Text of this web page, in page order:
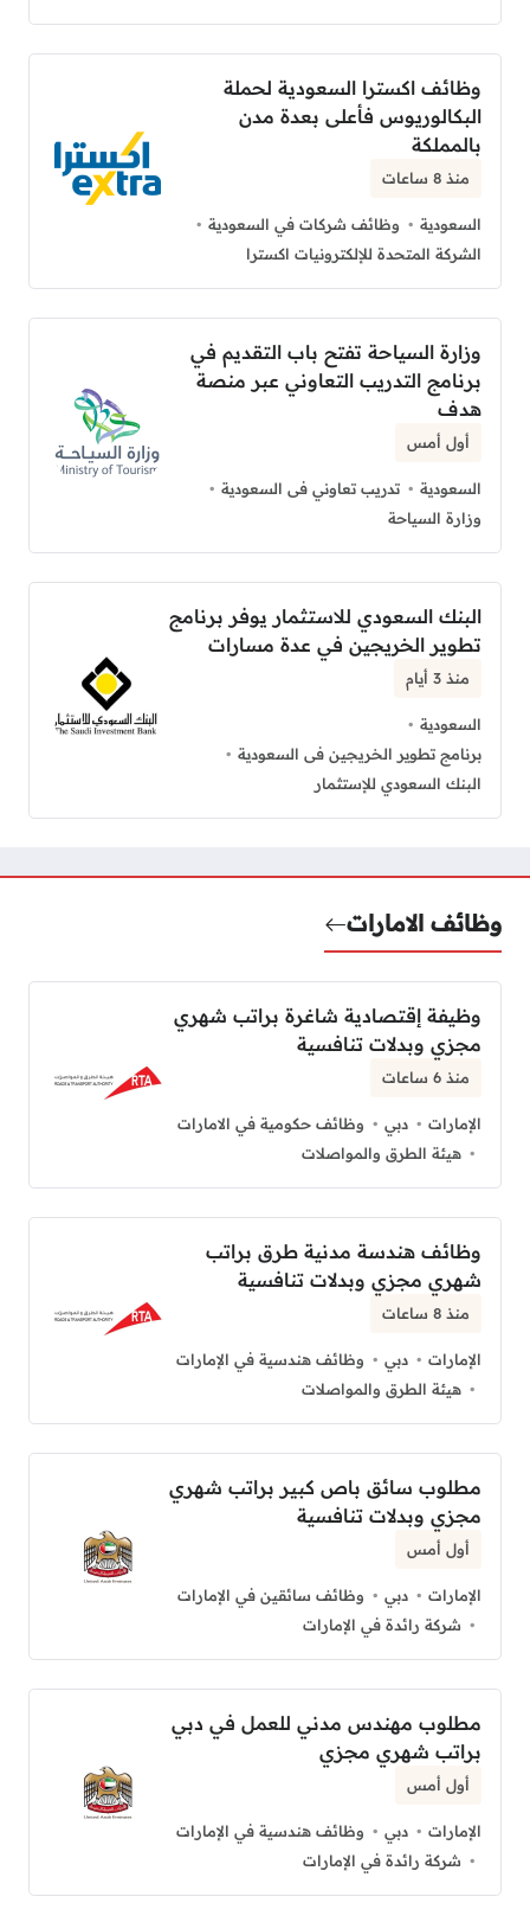
وظائف اكسترا السعودية لحملة
البكالوريوس فأعلى بعدة مدن
بالمملكة
منذ 8 ساعات
السعودية
وظائف شركات في السعودية
الشركة المتحدة للإلكترونيات اكسترا
وزارة السياحة تفتح باب التقديم في
برنامج التدريب التعاوني عبر منصة
هدف
أول أمس
السعودية
تدريب تعاوني فى السعودية
وزارة السياحة
البنك السعودي للاستثمار يوفر برنامج
تطوير الخريجين في عدة مسارات
منذ 3 أيام
السعودية
برنامج تطوير الخريجين فى السعودية
البنك السعودي للإستثمار
وظائف الامارات
وظيفة إقتصادية شاغرة براتب شهري
مجزي وبدلات تنافسية
منذ 6 ساعات
الإمارات دبي
وظائف حكومية في الامارات
هيئة الطرق والمواصلات
وظائف هندسة مدنية طرق براتب
شهري مجزي وبدلات تنافسية
منذ 8 ساعات
الإمارات دبي
وظائف هندسية في الإمارات
هيئة الطرق والمواصلات
مطلوب سائق باص كبير براتب شهري
مجزي وبدلات تنافسية
أول أمس
الإمارات دبي
وظائف سائقين في الإمارات
شركة رائدة في الإمارات
مطلوب مهندس مدني للعمل في دبي
براتب شهري مجزي
أول أمس
الإمارات دبي
وظائف هندسية في الإمارات
شركة رائدة في الإمارات